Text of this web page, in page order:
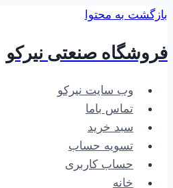
بازگشت به محتوا
فروشگاه صنعتی نیرکو
وب سایت نیرکو
تماس باما
سبد خرید
تسویه حساب
حساب کاربری
خانه